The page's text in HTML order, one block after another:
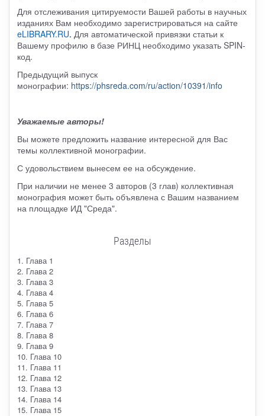
Для отслеживания цитируемости Вашей работы в научных
изданиях Вам необходимо зарегистрироваться на сайте
eLIBRARY.RU. Для автоматической привязки статьи к
Вашему профилю в базе РИНЦ необходимо указать SPIN-
код.
Предыдущий выпуск
монографии: https://phsreda.com/ru/action/10391/info
Уважаемые авторы!
Вы можете предложить название интересной для Вас
темы коллективной монографии.
С удовольствием вынесем ее на обсуждение.
При наличии не менее 3 авторов (3 глав) коллективная
монография может быть объявлена с Вашим названием
на площадке ИД "Среда".
Разделы
1. Глава 1
2. Глава 2
3. Глава 3
4. Глава 4
5. Глава 5
6. Глава 6
7. Глава 7
8. Глава 8
9. Глава 9
10. Глава 10
11. Глава 11
12. Глава 12
13. Глава 13
14. Глава 14
15. Глава 15